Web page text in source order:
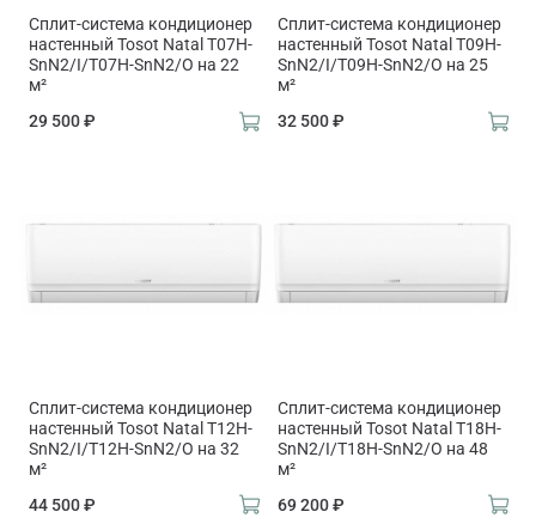
Сплит-система кондиционер
настенный Tosot Natal T07H-
SnN2/I/T07H-SnN2/O на 22
м²
29 500 ₽
Сплит-система кондиционер
настенный Tosot Natal T09H-
SnN2/I/T09H-SnN2/O на 25
м²
32 500 ₽
Сплит-система кондиционер
настенный Tosot Natal T12H-
SnN2/I/T12H-SnN2/O на 32
м²
44 500 ₽
Сплит-система кондиционер
настенный Tosot Natal T18H-
SnN2/I/T18H-SnN2/O на 48
м²
69 200 ₽